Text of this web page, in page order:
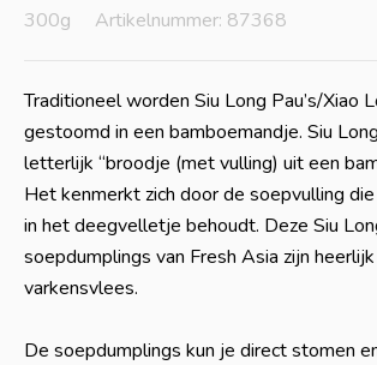
300g Artikelnummer: 87368
Traditioneel worden Siu Long Pau’s/Xiao
gestoomd in een bamboemandje. Siu
letterlijk “broodje (met vulling) uit een
Het kenmerkt zich door de soepvulling
in het deegvelletje behoudt. Deze Siu
soepdumplings van Fresh Asia zijn
varkensvlees.
De soepdumplings kun je direct stomen